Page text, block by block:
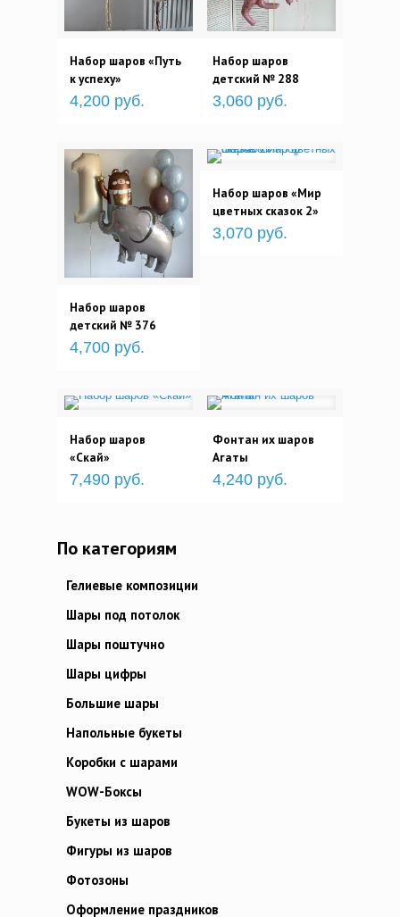
Набор шаров «Путь
к успеху»
4,200 руб.
Набор шаров
детский № 288
3,060 руб.
Набор шаров
детский № 376
4,700 руб.
Набор шаров «Мир
цветных сказок 2»
3,070 руб.
Набор шаров
«Скай»
7,490 руб.
Фонтан их шаров
Агаты
4,240 руб.
По категориям
Гелиевые композиции
Шары под потолок
Шары поштучно
Шары цифры
Большие шары
Напольные букеты
Коробки с шарами
WOW-Боксы
Букеты из шаров
Фигуры из шаров
Фотозоны
Оформление праздников